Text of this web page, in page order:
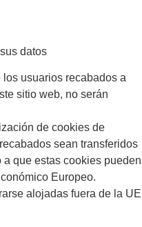
datos
usuarios recabados a
sitio web, no serán
de cookies de
sean transferidos
que estas cookies pueden
Europeo.
alojadas fuera de la UE